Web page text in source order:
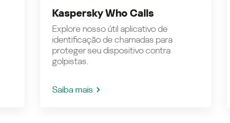
Kaspersky Who Calls
Explore nosso útil aplicativo de
identificação de chamadas para
proteger seu dispositivo contra
golpistas.
Saiba mais